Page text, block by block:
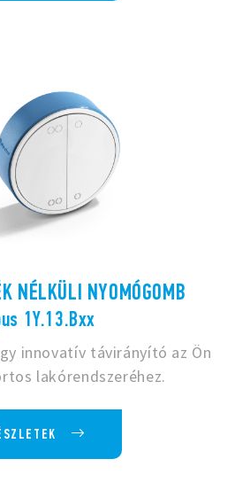
NÉLKÜLI NYOMÓGOMB
1Y.13.Bxx
innovatív távirányító az Ön
lakórendszeréhez.